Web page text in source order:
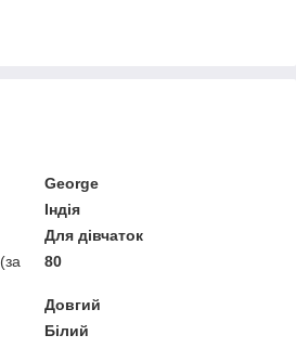
George
Індія
Для дівчаток
80
Довгий
Білий